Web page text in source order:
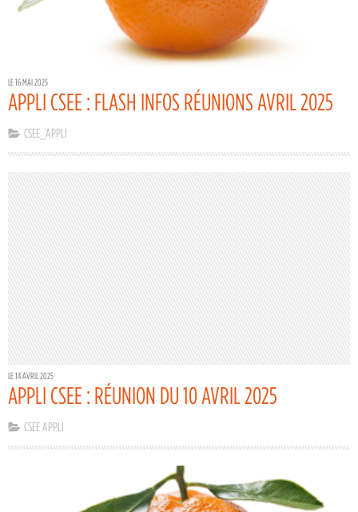
LE 16 MAI 2025
APPLI CSEE : FLASH INFOS RÉUNIONS AVRIL 2025
CSEE_APPLI
LE 14 AVRIL 2025
APPLI CSEE : RÉUNION DU 10 AVRIL 2025
CSEE APPLI